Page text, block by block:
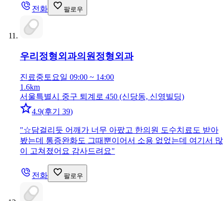
전화 팔로우
우리정형외과의원 정형외과
진료중 토요일 09:00 ~ 14:00
1.6km
서울특별시 중구 퇴계로 450 (신당동, 신영빌딩)
4.9(후기 39)
"☆담걸리듯 어깨가 너무 아팠고 한의원 도수치료도 받아
봤는데 통증완화도 그때뿐이어서 소용 없었는데 여기서 많
이 고쳐졌어요 감사드려요"
전화 팔로우